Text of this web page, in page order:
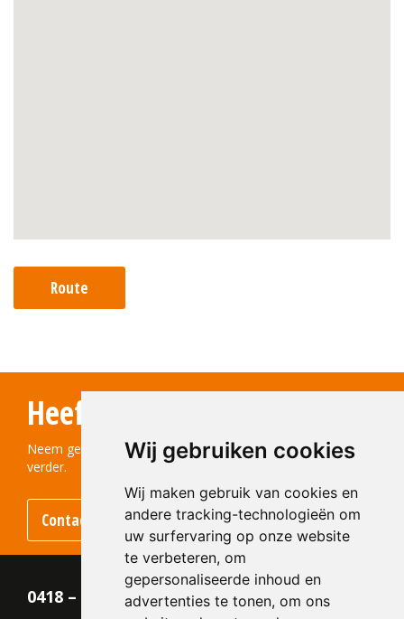
Wij gebruiken cookies
Wij maken gebruik van cookies en
andere tracking-technologieën om
uw surfervaring op onze website
te verbeteren, om
gepersonaliseerde inhoud en
advertenties te tonen, om ons
Route
Heeft u vragen?
Neem gerust contact met ons op! We helpen u graag
verder.
Contact opnemen
0418 – 55 22 21